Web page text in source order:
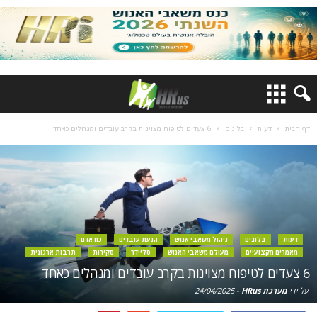
דף הבית דעות בלוגים 6 צעדים לטיפוח מצוינות בקרב עובדים ומנהלים כאחד
דעות בלוגים ניהול משאבי אנוש הנעת עובדים
כח אדם
מאמרים מקצועיים
מעולם משאבי האנוש סליידר סקירות תרבות ארגונית
6 צעדים לטיפוח מצוינות בקרב עובדים ומנהלים כאחד
על ידי מערכת HRus -
24/04/2025